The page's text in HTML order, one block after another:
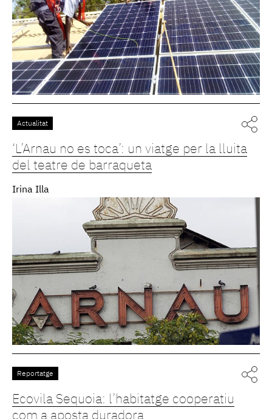
Actualitat
‘L’Arnau no es toca’: un viatge per la lluita
del teatre de barraqueta
Irina Illa
Reportatge
Ecovila Sequoia: l’habitatge cooperatiu
com a aposta duradora